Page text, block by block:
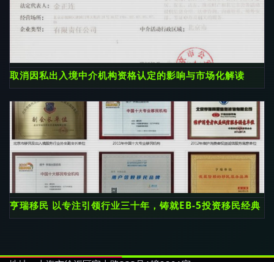
取消因私出入境中介机构资格认定的影响与市场化解读
亨瑞移民 以专注引领行业三十年，铸就EB-5投资移民经典